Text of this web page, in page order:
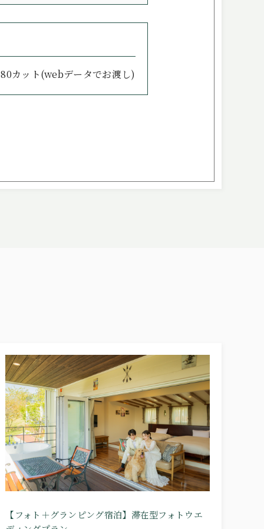
カット(webデータでお渡し)
【フォト＋グランピング宿泊】滞在型フォトウエ